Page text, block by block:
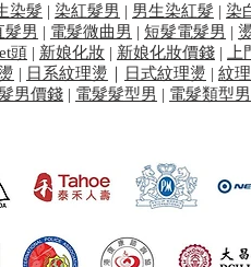
染髮 | 染紅髮男 | 男生染紅髮 | 染
髮男 | 電髮微曲男 | 短髮電髮男 |
頭 | 新娘化妝 | 新娘化妝價錢 |
| 日系紋理燙 日式紋理燙 | 紋
男價錢 | 電髮髮型男 | 電髮類型男